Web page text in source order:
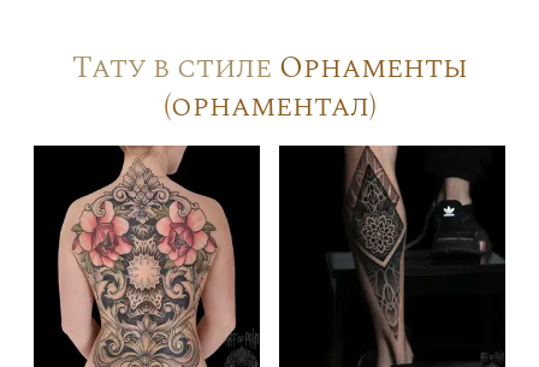
Тату в стиле Орнаменты
(орнаментал)